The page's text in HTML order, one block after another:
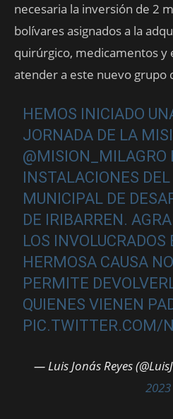
necesaria la inversión de 2
bolívares asignados a la
quirúrgico, medicamentos y
atender a este nuevo grupo
HEMOS INICIADO
JORNADA DE LA
@MISION_MILAGRO
INSTALACIONES
MUNICIPAL DE
DE IRIBARREN.
LOS INVOLUCRADOS
HERMOSA CAUSA
PERMITE
QUIENES VIENEN
PIC.TWITTER.COM/
— Luis Jonás Reyes
2023